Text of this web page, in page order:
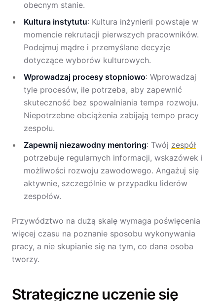
obecnym stanie.
Kultura instytutu: Kultura inżynierii powstaje w
momencie rekrutacji pierwszych pracowników.
Podejmuj mądre i przemyślane decyzje
dotyczące wyborów kulturowych.
Wprowadzaj procesy stopniowo: Wprowadzaj
tyle procesów, ile potrzeba, aby zapewnić
skuteczność bez spowalniania tempa rozwoju.
Niepotrzebne obciążenia zabijają tempo pracy
zespołu.
Zapewnij niezawodny mentoring: Twój zespół
potrzebuje regularnych informacji, wskazówek i
możliwości rozwoju zawodowego. Angażuj się
aktywnie, szczególnie w przypadku liderów
zespołów.
Przywództwo na dużą skalę wymaga poświęcenia
więcej czasu na poznanie sposobu wykonywania
pracy, a nie skupianie się na tym, co dana osoba
tworzy.
Strategiczne uczenie się